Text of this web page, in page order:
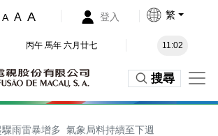
A A A 登入 繁
丙午 馬年 六月廿七 11:02
搜尋
驟雨雷暴增多 氣象局料持續至下週